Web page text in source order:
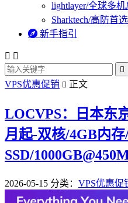
lightlayer/全球多机
Sharktech/高防首选
 新手指引
 

VPS优惠促销  正文
LOCVPS：日本东
月起-双核/4GB内
SSD/
2026-05-15 分类： VPS优惠促